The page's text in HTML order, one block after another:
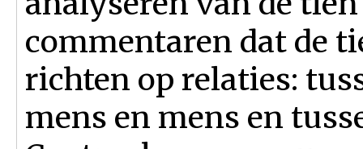
commentaren dat de
richten op relaties:
mens en mens en